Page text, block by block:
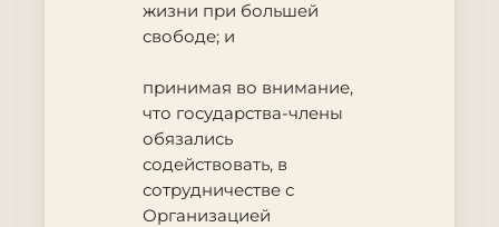
жизни при большей
свободе; и
принимая во внимание,
что государства-члены
обязались
содействовать, в
сотрудничестве с
Организацией